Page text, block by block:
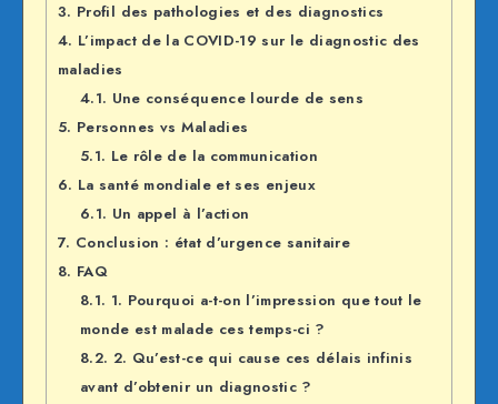
3. Profil des pathologies et des diagnostics
4. L’impact de la COVID-19 sur le diagnostic des
maladies
4.1. Une conséquence lourde de sens
5. Personnes vs Maladies
5.1. Le rôle de la communication
6. La santé mondiale et ses enjeux
6.1. Un appel à l’action
7. Conclusion : état d’urgence sanitaire
8. FAQ
8.1. 1. Pourquoi a-t-on l’impression que tout le
monde est malade ces temps-ci ?
8.2. 2. Qu’est-ce qui cause ces délais infinis
avant d’obtenir un diagnostic ?